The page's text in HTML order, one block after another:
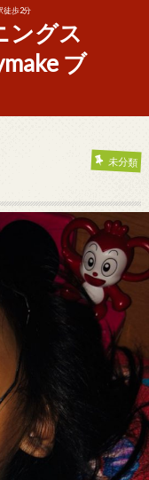
徒歩2分
ングス
ブ
未分類